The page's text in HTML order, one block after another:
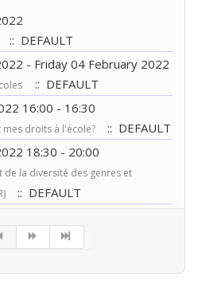
:: DEFAULT
- Friday 04 February 2022
:: DEFAULT
16:00 - 16:30
mes droits à l'école?
:: DEFAULT
18:30 - 20:00
de la diversité des genres et
:: DEFAULT